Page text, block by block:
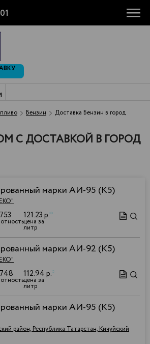
Бензин
Доставка Бензин в город
С ДОСТАВКОЙ В ГОРОД
марки АИ-95 (К5)
121.23 р.*
цена за
литр
марки АИ-92 (К5)
112.94 р.*
цена за
литр
марки АИ-95 (К5)
район, Республика Татарстан, Кичуйский